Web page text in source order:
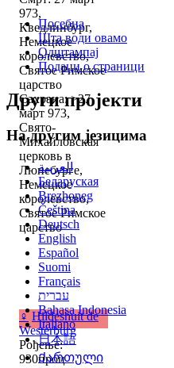
973,
Кведлинбург,
Немецкое
королевство,
Святое Римское
царство
Сахрана: >27
март 973,
Свято-
Михайловская
церковь в
Люнебурге,
Немецкое
королевство,
Святое Римское
царство
♀ Hildeshuit de
Westerburg
Рођење:
930проц
Посебна
Шта води овамо
Одштампај
Подаци о страници
Други пројекти
На другим језицима
العربية
Беларуская
Brezhoneg
Čeština
Deutsch
English
Español
Suomi
Français
עברית
Bahasa Indonesia
Italiano
日本語
Ქართული